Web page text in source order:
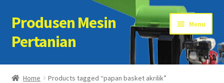
Skip
to
navigation
Skip
to
content
Produsen Mesin
Pertanian
Menu
Home
Home Products tagged “papan basket akrilik”